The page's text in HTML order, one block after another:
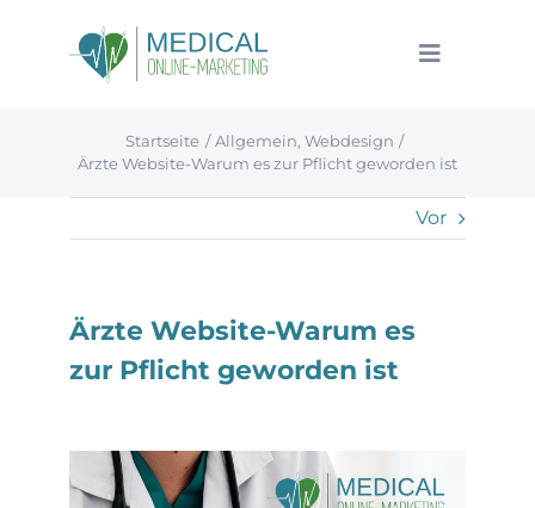
Toggle
Leistungen
Karriere
Kontakt
Startseite Allgemein Webdesign
Ärzte Website-Warum es zur Pflicht geworden ist
Vor
Ärzte Website-Warum es
zur Pflicht geworden ist